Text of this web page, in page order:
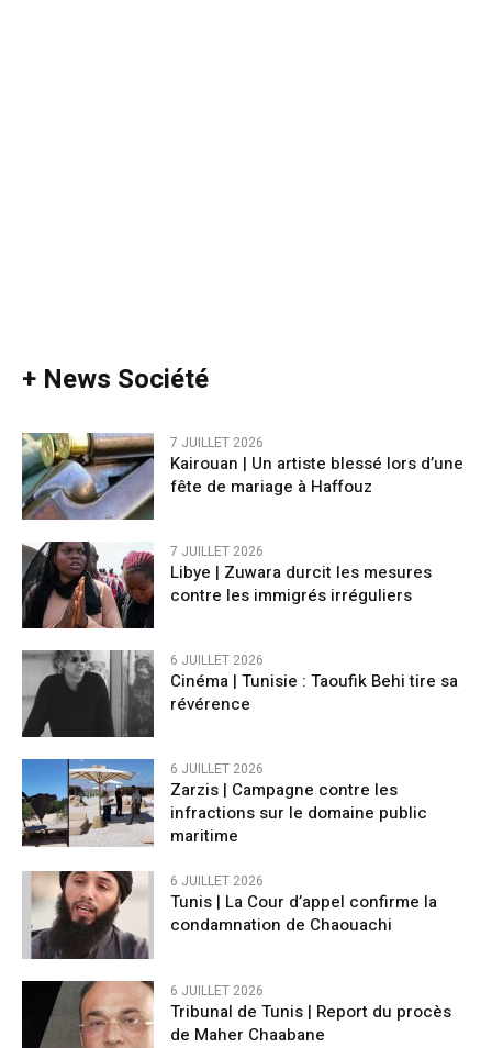
+ News Société
7 JUILLET 2026
Kairouan | Un artiste blessé lors d’une
fête de mariage à Haffouz
7 JUILLET 2026
Libye | Zuwara durcit les mesures
contre les immigrés irréguliers
6 JUILLET 2026
Cinéma | Tunisie : Taoufik Behi tire sa
révérence
6 JUILLET 2026
Zarzis | Campagne contre les
infractions sur le domaine public
maritime
6 JUILLET 2026
Tunis | La Cour d’appel confirme la
condamnation de Chaouachi
6 JUILLET 2026
Tribunal de Tunis | Report du procès
de Maher Chaabane